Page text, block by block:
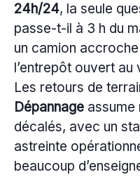
24h/24, la seule
passe-t-il à 3 h du
un camion
l’entrepôt ouvert
Les retours de
Dépannage assume
décalés, avec un
astreinte
beaucoup